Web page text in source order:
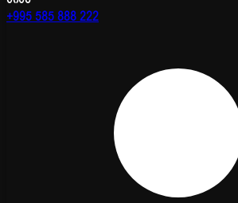
+995 585 888 222